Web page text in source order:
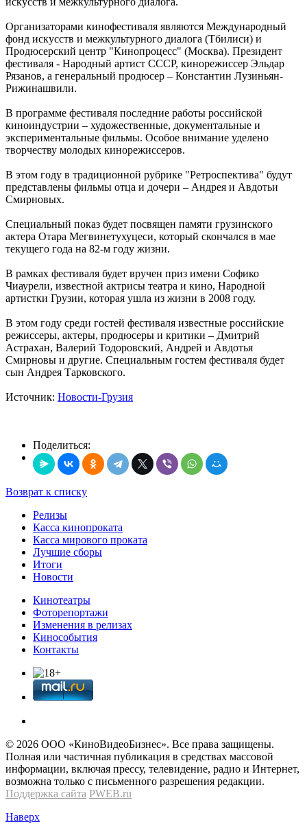
Организаторами кинофестиваля являются Международный
фонд искусств и межкультурного диалога (Тбилиси) и
Продюсерский центр "Кинопроцесс" (Москва). Президент
фестиваля - Народный артист СССР, кинорежиссер Эльдар
Рязанов, а генеральный продюсер – Константин Лузиньян-
Рижинашвили.
В программе фестиваля последние работы российской
киноиндустрии – художественные, документальные и
экспериментальные фильмы. Особое внимание уделено
творчеству молодых кинорежиссеров.
В этом году в традиционной рубрике "Ретроспектива" будут
представлены фильмы отца и дочери – Андрея и Авдотьи
Смирновых.
Специальный показ будет посвящен памяти грузинского
актера Отара Мегвинетухуцеси, который скончался в мае
текущего года на 82-м году жизни.
В рамках фестиваля будет вручен приз имени Софико
Чиаурели, известной актрисы театра и кино, Народной
артистки Грузии, которая ушла из жизни в 2008 году.
В этом году среди гостей фестиваля известные российские
режиссеры, актеры, продюсеры и критики – Дмитрий
Астрахан, Валерий Тодоровский, Андрей и Авдотья
Смирновы и другие. Специальным гостем фестиваля будет
сын Андрея Тарковского.
Источник: Новости-Грузия
Поделиться:
Возврат к списку
Релизы
Касса кинопроката
Касса мирового проката
Лучшие сборы
Итоги
Новости
Кинотеатры
Фоторепортажи
Изменения в релизах
Кинособытия
Контакты
© 2026 OOО «КиноВидеоБизнес». Все права защищены.
Полная или частичная публикация в средствах массовой
информации, включая прессу, телевидение, радио и Интернет,
возможна только с письменного разрешения редакции.
Поддержка сайта PWEB.ru
Наверх